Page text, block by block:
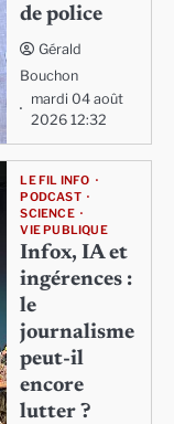
de police
Gérald
Bouchon
mardi 04 août
2026 12:32
LE FIL INFO
PODCAST
SCIENCE
VIE PUBLIQUE
Infox, IA et
ingérences :
le
journalisme
peut-il
encore
lutter ?